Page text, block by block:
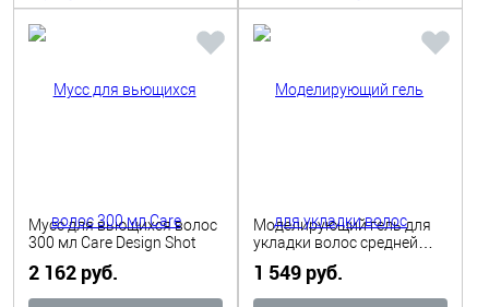
Мусс для вьющихся волос
300 мл Care Design Shot
2 162 руб.
Моделирующий гель для
укладки волос средней
Activity , Shot
1 549 руб.